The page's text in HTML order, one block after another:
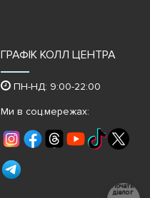
ГРАФІК КОЛЛ ЦЕНТРА
ПН-НД: 9:00-22:00
Ми в соц.мережах:
Почати
діалог